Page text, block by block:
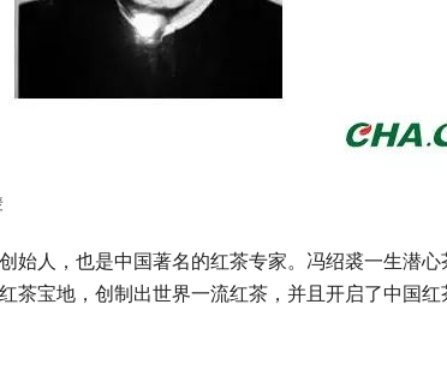
始人，也是中国著名的红茶专家。冯绍裘一生潜
茶宝地，创制出世界一流红茶，并且开启了中国